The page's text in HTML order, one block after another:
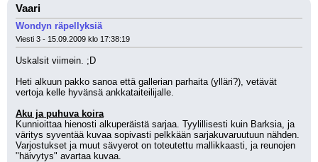
Vaari
Wondyn räpellyksiä
Viesti 3 - 15.09.2009 klo 17:38:19
Uskalsit viimein. ;D
Heti alkuun pakko sanoa että gallerian parhaita (ylläri?), vetävät
vertoja kelle hyvänsä ankkataiteilijalle.
Aku ja puhuva koira
Kunnioittaa hienosti alkuperäistä sarjaa. Tyylillisesti kuin Barksia, ja
väritys syventää kuvaa sopivasti pelkkään sarjakuvaruutuun nähden.
Varjostukset ja muut sävyerot on toteutettu mallikkaasti, ja reunojen
"häivytys" avartaa kuvaa.